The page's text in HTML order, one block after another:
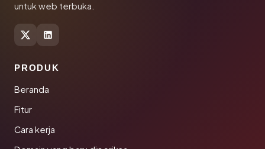
untuk web terbuka.
PRODUK
Beranda
Fitur
Cara kerja